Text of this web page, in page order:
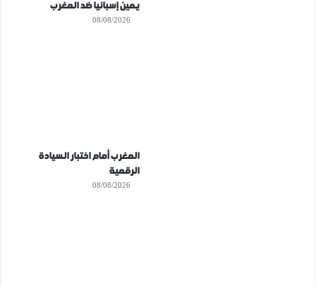
يمين إسبانيا ضد المغرب
08/08/2026
المغرب أمام اختبار السيادة
الرقمية
08/08/2026